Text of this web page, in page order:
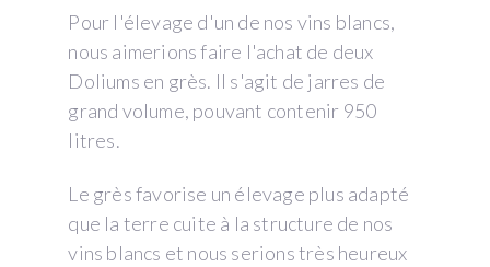
Pour l'élevage d'un de nos vins blancs,
nous aimerions faire l'achat de deux
Doliums en grès. Il s'agit de jarres de
grand volume, pouvant contenir 950
litres.
Le grès favorise un élevage plus adapté
que la terre cuite à la structure de nos
vins blancs et nous serions très heureux